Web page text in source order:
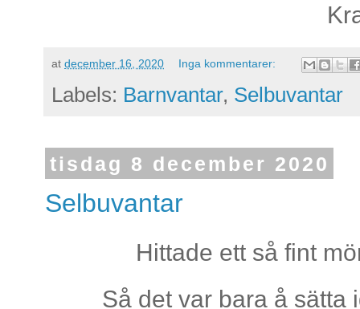
at december 16, 2020 Inga kommentarer:
Labels: Barnvantar, Selbuvantar
tisdag 8 december 2020
Selbuvantar
Hittade ett så fint
Så det var bara å sätta